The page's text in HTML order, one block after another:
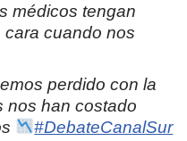
médicos tengan
cara cuando nos
perdido con la
nos han costado
#DebateCanalSur